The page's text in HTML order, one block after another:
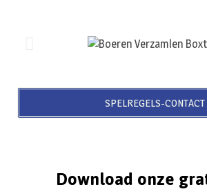
SPELREGELS-CONTACT
Download onze